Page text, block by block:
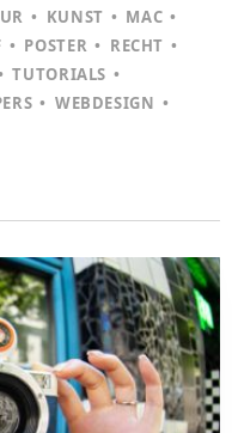
KUNST
MAC
POSTER
RECHT
TUTORIALS
WEBDESIGN